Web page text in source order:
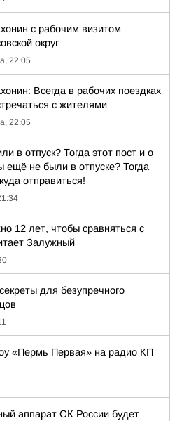
с рабочим визитом
округ
22:05
Всегда в рабочих поездках
с жителями
22:05
в отпуск? Тогда этот пост и о
ещё не были в отпуске? Тогда
отправиться!
12 лет, чтобы сравняться с
Залужный
для безупречного
«Пермь Первая» на радио КП
аппарат СК России будет